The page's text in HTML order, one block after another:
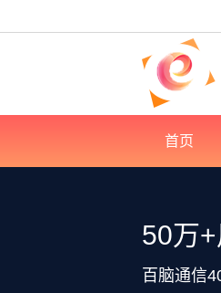
首页
50万
百脑通信